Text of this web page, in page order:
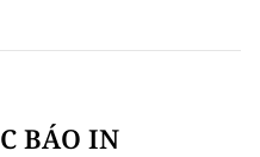
BÁO IN